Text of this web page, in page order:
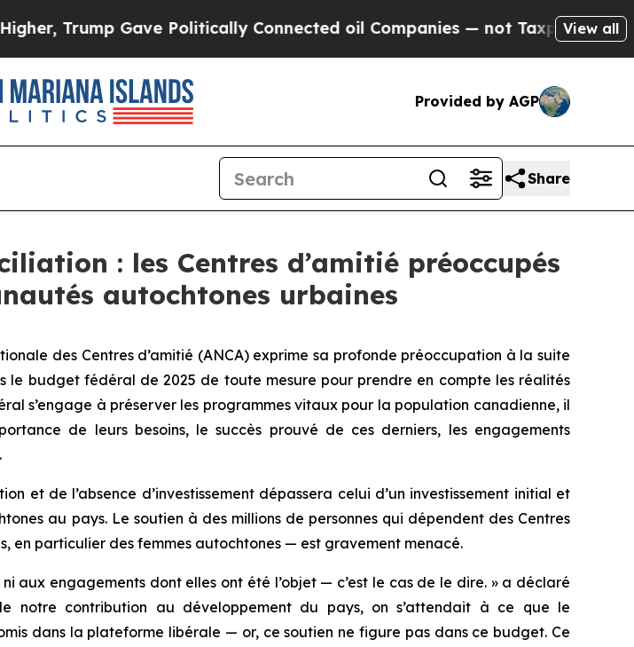
Gave Politically Connected oil Companies — not Taxpayers — theView all
Provided by AGP
Share
: les Centres d’amitié préoccupés
autochtones urbaines
des Centres d’amitié (ANCA) exprime sa profonde préoccupation à la suite
budget fédéral de 2025 de toute mesure pour prendre en compte les réalités
s’engage à préserver les programmes vitaux pour la population canadienne, il
de leurs besoins, le succès prouvé de ces derniers, les engagements
et de l’absence d’investissement dépassera celui d’un investissement initial et
au pays. Le soutien à des millions de personnes qui dépendent des Centres
en particulier des femmes autochtones — est gravement menacé.
aux engagements dont elles ont été l’objet — c’est le cas de le dire. » a déclaré
notre contribution au développement du pays, on s’attendait à ce que le
dans la plateforme libérale — or, ce soutien ne figure pas dans ce budget. Ce